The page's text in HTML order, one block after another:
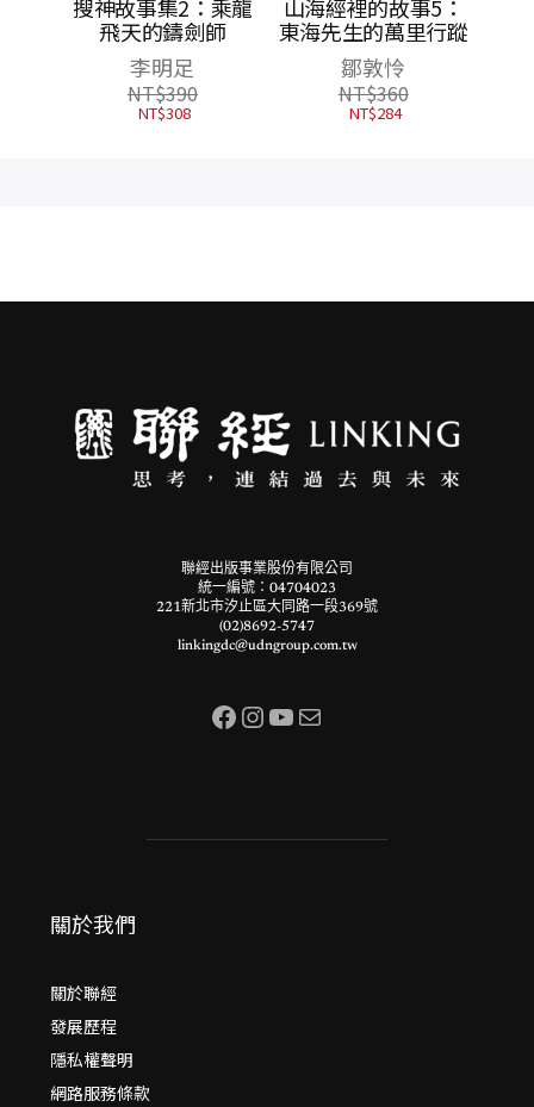
搜神故事集2：乘龍
飛天的鑄劍師
李明足
NT$390
NT$308
山海經裡的故事5：
東海先生的萬里行蹤
鄒敦怜
NT$360
NT$284
聯經出版事業股份有限公司
統一編號：04704023
221新北市汐止區大同路一段369號
(02)8692-5747
linkingdc@udngroup.com.tw
Facebook InstagramYouTube 電子郵件
關於我們
關於聯經
發展歷程
隱私權聲明
網路服務條款